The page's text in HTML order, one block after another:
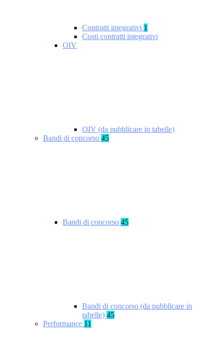
Contratti integrativi 1
Costi contratti integrativi
OIV
OIV (da pubblicare in tabelle)
Bandi di concorso 45
Bandi di concorso 45
Bandi di concorso (da pubblicare in
tabelle) 45
Performance 11